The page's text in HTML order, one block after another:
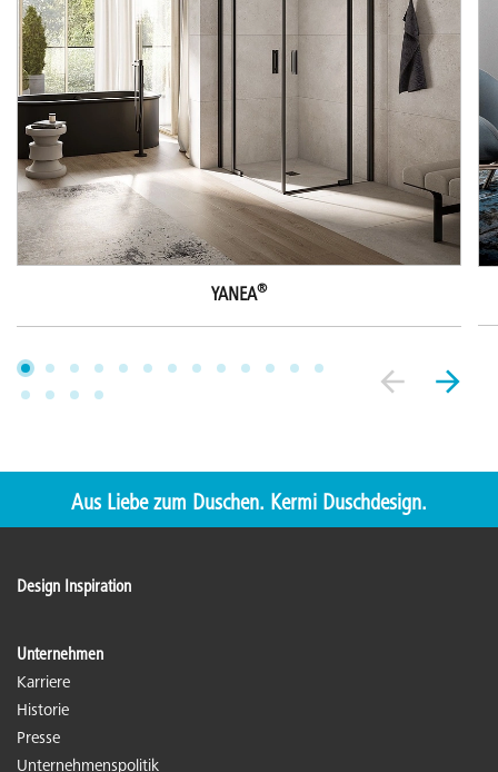
YANEA®
Aus Liebe zum Duschen. Kermi Duschdesign.
Design Inspiration
Unternehmen
Karriere
Historie
Presse
Unternehmenspolitik